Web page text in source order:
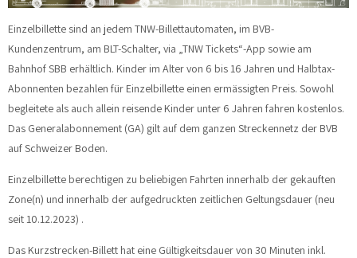
Einzelbillette sind an jedem TNW-Billettautomaten, im BVB-
Kundenzentrum, am BLT-Schalter, via „TNW Tickets“-App sowie am
Bahnhof SBB erhältlich. Kinder im Alter von 6 bis 16 Jahren und Halbtax-
Abonnenten bezahlen für Einzelbillette einen ermässigten Preis. Sowohl
begleitete als auch allein reisende Kinder unter 6 Jahren fahren kostenlos.
Das Generalabonnement (GA) gilt auf dem ganzen Streckennetz der BVB
auf Schweizer Boden.
Einzelbillette berechtigen zu beliebigen Fahrten innerhalb der gekauften
Zone(n) und innerhalb der aufgedruckten zeitlichen Geltungsdauer (neu
seit 10.12.2023) .
Das Kurzstrecken-Billett hat eine Gültigkeitsdauer von 30 Minuten inkl.